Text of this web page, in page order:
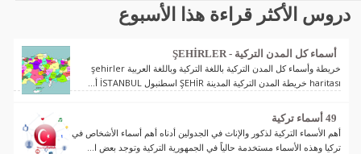
دروس الأكثر قراءة هذا الأسبوع
أسماء كل المدن التركية - ŞEHİRLER
خريطة وأسماء كل المدن التركية باللغة التركية وباللغة العربية şehirler
haritası خريطة المدن التركية المدينة ŞEHİR اسطنبول İSTANBUL أ...
49 أسماء تركية
أهم الأسماء التركية لذكور والإناث في الجدولين أدناه أهم أسماء الأشخاص في
تركيا وهذه الأسماء مستخدمة حالياً في الجمهورية التركية وتوجد بعض ا...